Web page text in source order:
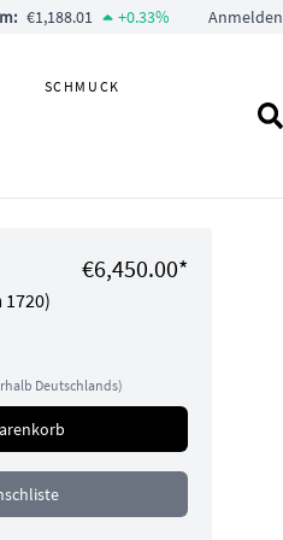
€1,188.01 +0.33% Anmelden
SCHMUCK
€6,450.00*
Deutschlands)